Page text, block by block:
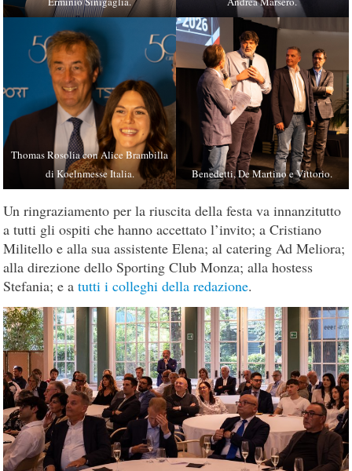
Thomas Rosolia con Alice Brambilla
di Koelnmesse Italia.
Benedetti, De Martino e Vittorio.
Un ringraziamento per la riuscita della festa va innanzitutto
a tutti gli ospiti che hanno accettato l’invito; a Cristiano
Militello e alla sua assistente Elena; al catering Ad Meliora;
alla direzione dello Sporting Club Monza; alla hostess
Stefania; e atutti i colleghi della redazione.